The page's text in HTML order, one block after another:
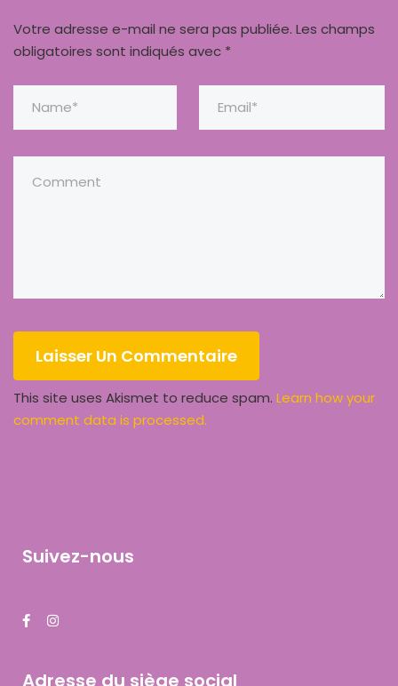
Votre adresse e-mail ne sera pas publiée. Les champs
obligatoires sont indiqués avec *
This site uses Akismet to reduce spam. Learn how your
comment data is processed.
Suivez-nous
Adresse du siège social